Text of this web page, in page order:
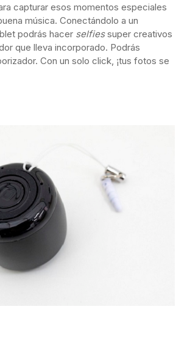
capturar esos momentos especiales
música. Conectándolo a un
podrás hacer selfiessuper creativos
que lleva incorporado. Podrás
Con un solo click, ¡tus fotos se